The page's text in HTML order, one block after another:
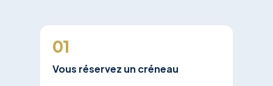
01
Vous réservez un créneau